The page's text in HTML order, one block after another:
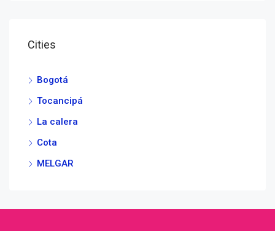
Cities
Bogotá
Tocancipá
La calera
Cota
MELGAR